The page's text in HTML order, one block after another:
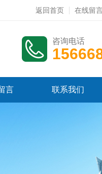
返回首页 在线留
咨询电话
言 联系我们